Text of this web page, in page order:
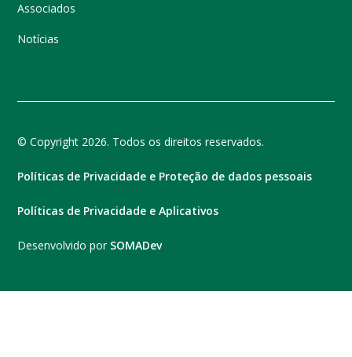
Associados
Notícias
© Copyright 2026. Todos os direitos reservados.
Políticas de Privacidade e Proteção de dados pessoais
Políticas de Privacidade e Aplicativos
Desenvolvido por SOMADev